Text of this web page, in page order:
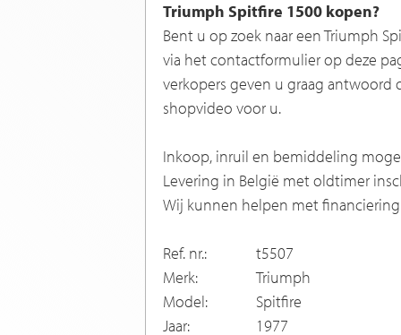
Triumph Spitfire 1500 kopen?
Bent u op zoek naar een Triumph
via het contactformulier op deze
verkopers geven u graag antwoord
shopvideo voor u.
Inkoop, inruil en bemiddeling
Levering in België met oldtimer
Wij kunnen helpen met
Ref. nr.:
t5507
Merk:
Triumph
Model:
Spitfire
Jaar:
1977